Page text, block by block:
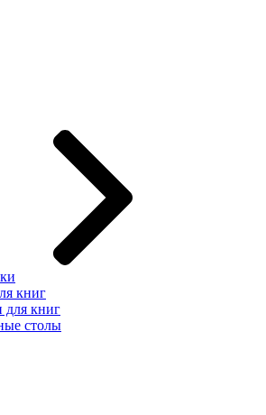
книг
для книг
столы